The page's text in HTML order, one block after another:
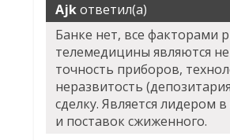
Ajkответил(а)
Банке нет, все факторами
телемедицины являются
точность приборов,
неразвитость
сделку. Является лидером
и поставок сжиженного.